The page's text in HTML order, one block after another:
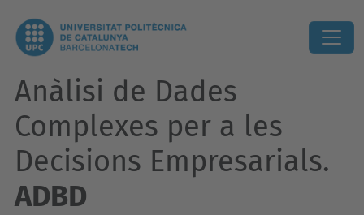
Anàlisi de Dades
Complexes per a les
Decisions Empresarials.
ADBD